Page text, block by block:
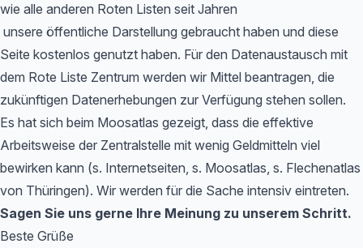
wie alle anderen Roten Listen seit Jahren
unsere öffentliche Darstellung gebraucht haben und diese
Seite kostenlos genutzt haben. Für den Datenaustausch mit
dem Rote Liste Zentrum werden wir Mittel beantragen, die
zukünftigen Datenerhebungen zur Verfügung stehen sollen.
Es hat sich beim Moosatlas gezeigt, dass die effektive
Arbeitsweise der Zentralstelle mit wenig Geldmitteln viel
bewirken kann (s. Internetseiten, s. Moosatlas, s. Flechenatlas
von Thüringen). Wir werden für die Sache intensiv eintreten.
Sagen Sie uns gerne Ihre Meinung zu unserem Schritt.
Beste Grüße